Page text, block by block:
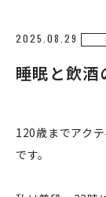
2025.08.29
睡眠と飲酒
120歳までアク
です。